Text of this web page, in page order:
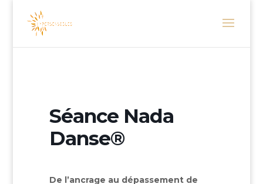
Séance Nada
Danse®
De l’ancrage au dépassement de